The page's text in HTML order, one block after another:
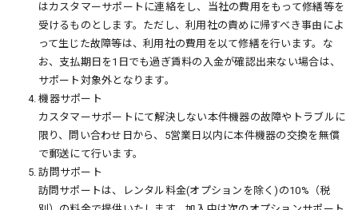
はカスタマーサポートに連絡をし、当社の費用をもって修繕等を
受けるものとします。ただし、利用社の責めに帰すべき事由によ
って生じた故障等は、利用社の費用を以て修繕を行います。な
お、支払期日を1日でも過ぎ賃料の入金が確認出来ない場合は、
サポート対象外となります。
4. 機器サポート
カスタマーサポートにて解決しない本件機器の故障やトラブルに
限り、問い合わせ日から、5営業日以内に本件機器の交換を無償
で郵送にて行います。
5. 訪問サポート
訪問サポートは、レンタル料金(オプションを除く)の10%（税